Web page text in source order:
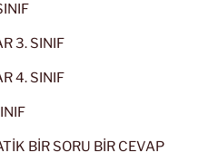
3. SINIF
4. SINIF
BİR SORU BİR CEVAP